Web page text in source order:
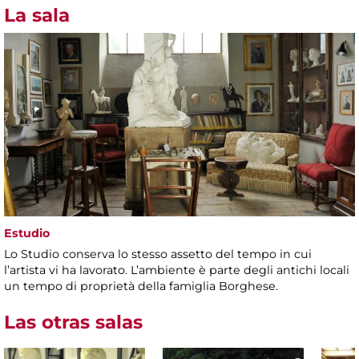
La sala
Estudio
Lo Studio conserva lo stesso assetto del tempo in cui
l’artista vi ha lavorato. L’ambiente è parte degli antichi locali
un tempo di proprietà della famiglia Borghese.
Las otras salas